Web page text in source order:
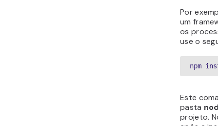
Por
um
os
use o
npm
Este
pasta
projeto.